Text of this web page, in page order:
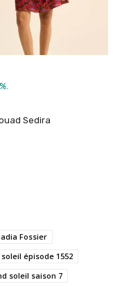
Sedira
Fossier
épisode 1552
soleil saison 7